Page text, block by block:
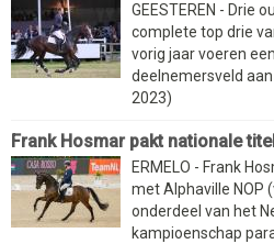
GEESTEREN - Drie
complete top drie
vorig jaar voeren
deelnemersveld
2023)
Frank Hosmar pakt nationale titel
ERMELO - Frank
met Alphaville NOP
onderdeel van het
kampioenschap